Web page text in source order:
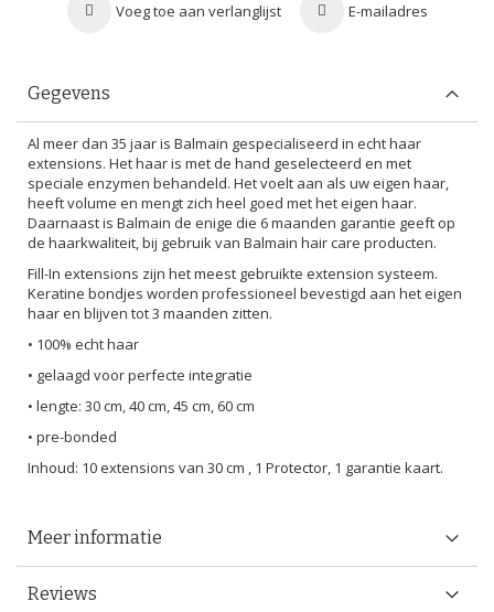
Voeg toe aan verlanglijst E-mailadres
Gegevens
Al meer dan 35 jaar is Balmain gespecialiseerd in echt haar
extensions. Het haar is met de hand geselecteerd en met
speciale enzymen behandeld. Het voelt aan als uw eigen haar,
heeft volume en mengt zich heel goed met het eigen haar.
Daarnaast is Balmain de enige die 6 maanden garantie geeft op
de haarkwaliteit, bij gebruik van Balmain hair care producten.
Fill-In extensions zijn het meest gebruikte extension systeem.
Keratine bondjes worden professioneel bevestigd aan het eigen
haar en blijven tot 3 maanden zitten.
• 100% echt haar
• gelaagd voor perfecte integratie
• lengte: 30 cm, 40 cm, 45 cm, 60 cm
• pre-bonded
Inhoud: 10 extensions van 30 cm , 1 Protector, 1 garantie kaart.
Meer informatie
Reviews